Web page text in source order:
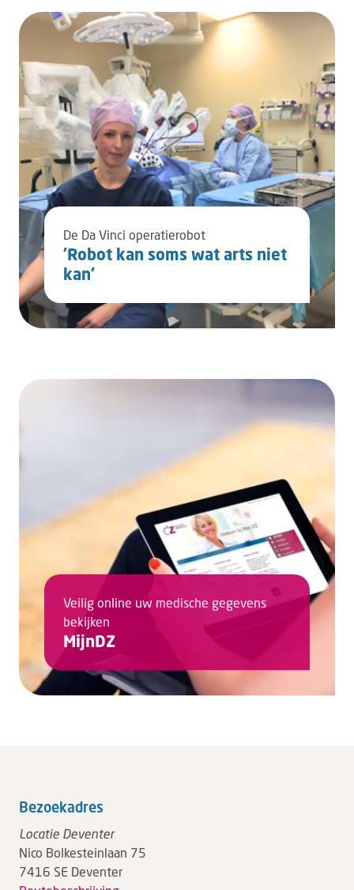
De Da Vinci operatierobot
'Robot kan soms wat arts niet
kan'
Veilig online uw medische gegevens
bekijken
MijnDZ
Bezoekadres
Locatie Deventer
Nico Bolkesteinlaan 75
7416 SE Deventer